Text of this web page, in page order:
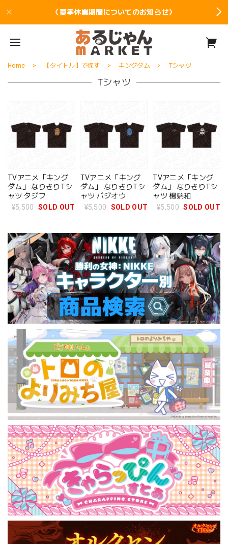
〈夏季休業期間についてのお知らせ〉
Home 【タイトル】で探す キングダム Tシャツ
Tシャツ
TVアニメ「キング
ダム」 なりきりTシ
ャツ タジフ
¥5,500
SOLD OUT
TVアニメ「キング
ダム」 なりきりTシ
ャツ バジオウ
¥5,500
SOLD OUT
TVアニメ「キング
ダム」 なりきりTシ
ャツ 楊端和
¥5,500 SOLD OUT